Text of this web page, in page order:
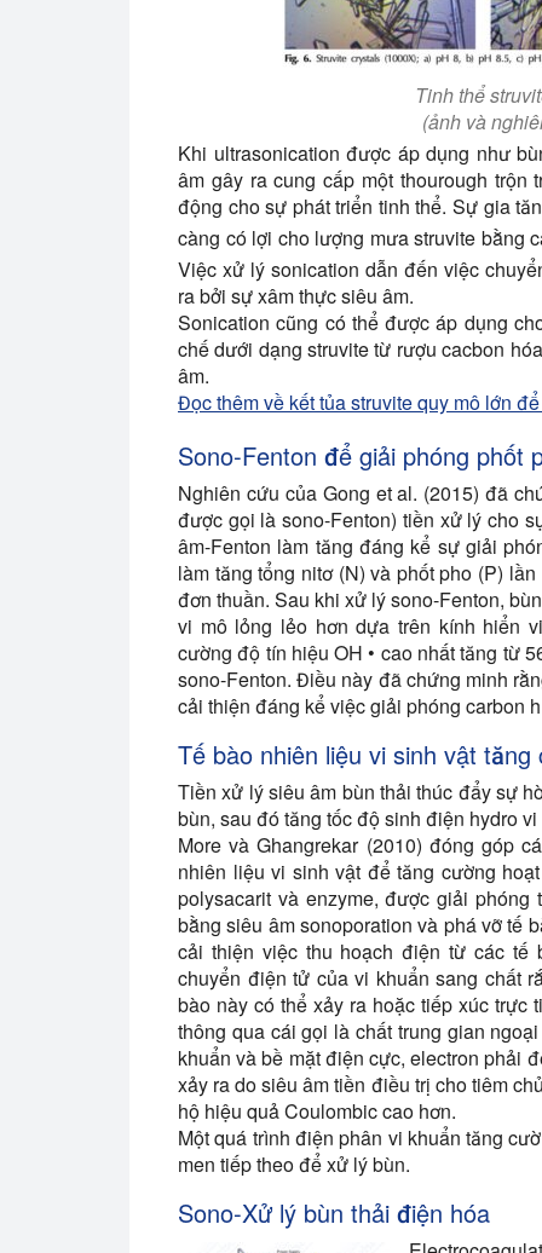
Tinh thể
(ảnh và
Khi ultrasonication được áp dụng như
âm gây ra cung cấp một thourough
động cho sự phát triển tinh thể. Sự gia
càng có lợi cho lượng mưa struvite bằng
Việc xử lý sonication dẫn đến việc
ra bởi sự xâm thực siêu âm.
Sonication cũng có thể được áp dụng
chế dưới dạng struvite từ rượu cacbon
âm.
Đọc thêm về kết tủa struvite quy mô lớn
Sono-Fenton để giải phóng phốt
Nghiên cứu của Gong et al. (2015) đã
được gọi là sono-Fenton) tiền xử lý cho
âm-Fenton làm tăng đáng kể sự giải
làm tăng tổng nitơ (N) và phốt pho (P)
đơn thuần. Sau khi xử lý sono-Fenton,
vi mô lỏng lẻo hơn dựa trên kính hiển
cường độ tín hiệu OH • cao nhất tăng từ
sono-Fenton. Điều này đã chứng minh
cải thiện đáng kể việc giải phóng carbon
Tế bào nhiên liệu vi sinh vật
Tiền xử lý siêu âm bùn thải thúc đẩy sự
bùn, sau đó tăng tốc độ sinh điện hydro
More và Ghangrekar (2010) đóng góp
nhiên liệu vi sinh vật để tăng cường
polysacarit và enzyme, được giải
bằng siêu âm sonoporation và phá vỡ tế
cải thiện việc thu hoạch điện từ các tế
chuyển điện tử của vi khuẩn sang chất
bào này có thể xảy ra hoặc tiếp xúc trực
thông qua cái gọi là chất trung gian
khuẩn và bề mặt điện cực, electron phải
xảy ra do siêu âm tiền điều trị cho tiêm
hộ hiệu quả Coulombic cao hơn.
Một quá trình điện phân vi khuẩn tăng
men tiếp theo để xử lý bùn.
Sono-Xử lý bùn thải điện hóa